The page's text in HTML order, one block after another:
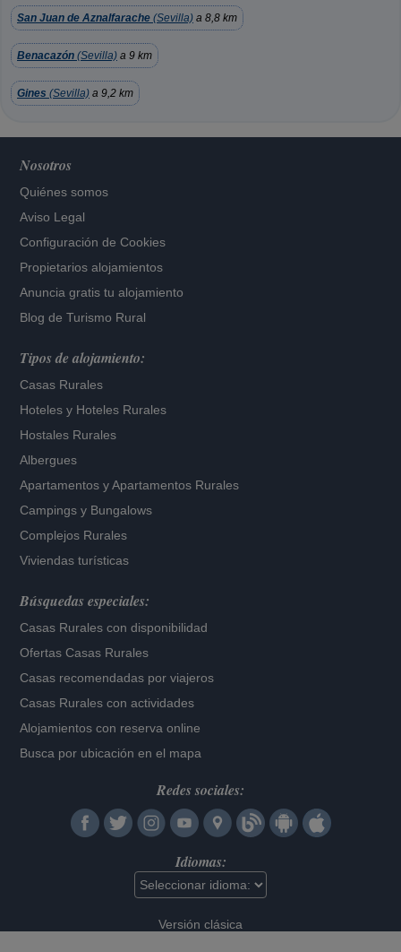
San Juan de Aznalfarache (Sevilla) a 8,8 km
Benacazón (Sevilla) a 9 km
Gines (Sevilla) a 9,2 km
Nosotros
Quiénes somos
Aviso Legal
Configuración de Cookies
Propietarios alojamientos
Anuncia gratis tu alojamiento
Blog de Turismo Rural
Tipos de alojamiento:
Casas Rurales
Hoteles y Hoteles Rurales
Hostales Rurales
Albergues
Apartamentos yApartamentos Rurales
Campings y Bungalows
Complejos Rurales
Viviendas turísticas
Búsquedas especiales:
Casas Rurales con disponibilidad
Ofertas Casas Rurales
Casas recomendadas por viajeros
Casas Rurales con actividades
Alojamientos con reserva online
Busca por ubicación en el mapa
Redes sociales:
Idiomas:
Versión clásica